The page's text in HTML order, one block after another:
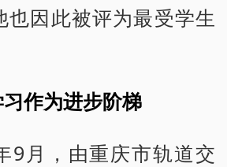
也因此被评为最受学生
作为进步阶梯
9月，由重庆市轨道交